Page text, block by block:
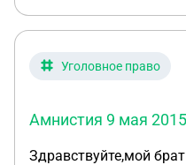
Уголовное право
Амнистия 9 мая 2015
Здравствуйте,мой